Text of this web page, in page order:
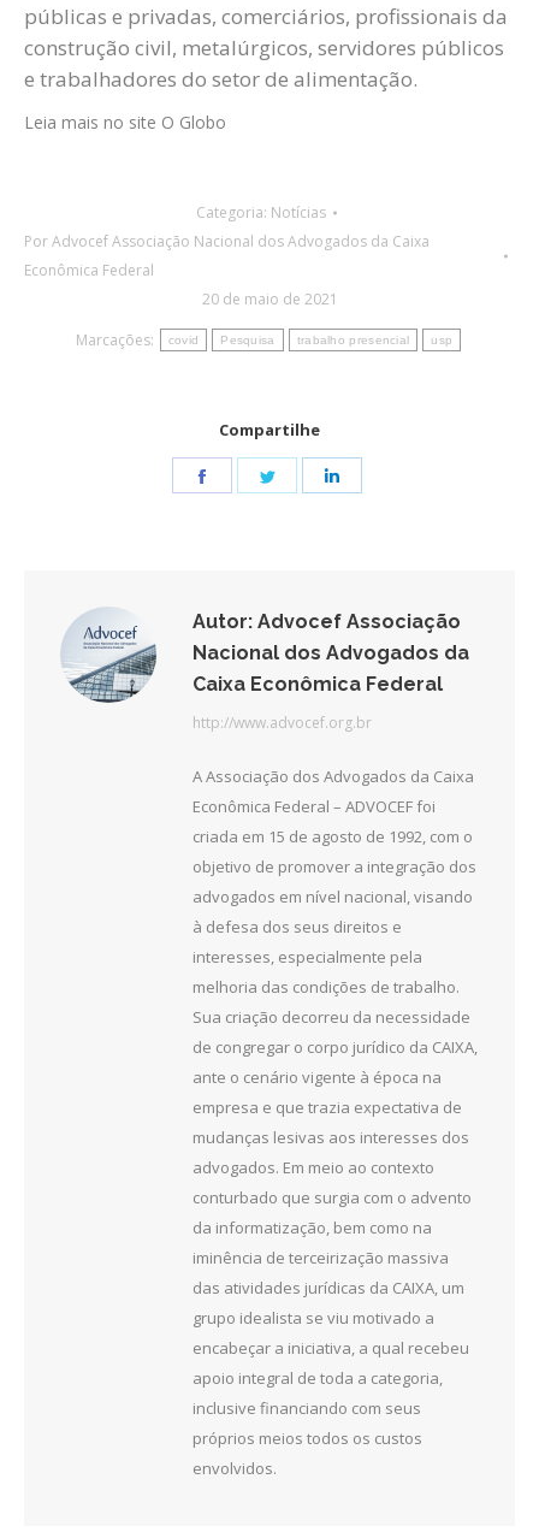
públicas e privadas, comerciários, profissionais da
construção civil, metalúrgicos, servidores públicos
e trabalhadores do setor de alimentação.
Leia mais no site O Globo
Categoria: Notícias
PorAdvocef Associação Nacional dos Advogados da Caixa
Econômica Federal
20 de maio de 2021
Marcações:
covid Pesquisa trabalho presencial usp
Compartilhe
Share
Share
Autor: Advocef Associação
Nacional dos Advogados da
Caixa Econômica Federal
http://www.advocef.org.br
A Associação dos Advogados da Caixa
Econômica Federal – ADVOCEF foi
criada em 15 de agosto de 1992, com o
objetivo de promover a integração dos
advogados em nível nacional, visando
à defesa dos seus direitos e
interesses, especialmente pela
melhoria das condições de trabalho.
Sua criação decorreu da necessidade
de congregar o corpo jurídico da CAIXA,
ante o cenário vigente à época na
empresa e que trazia expectativa de
mudanças lesivas aos interesses dos
advogados. Em meio ao contexto
conturbado que surgia com o advento
da informatização, bem como na
iminência de terceirização massiva
das atividades jurídicas da CAIXA, um
grupo idealista se viu motivado a
encabeçar a iniciativa, a qual recebeu
apoio integral de toda a categoria,
inclusive financiando com seus
próprios meios todos os custos
envolvidos.